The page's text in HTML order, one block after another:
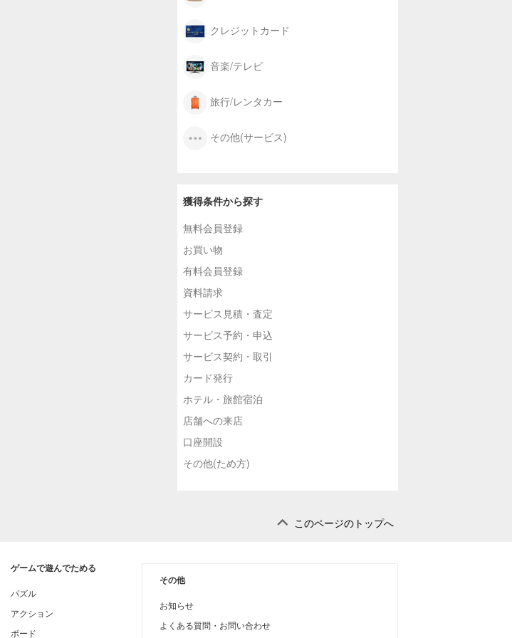
クレジットカード
音楽/テレビ
旅行/レンタカー
その他(サービス)
獲得条件から探す
無料会員登録
お買い物
有料会員登録
資料請求
サービス見積・査定
サービス予約・申込
サービス契約・取引
カード発行
ホテル・旅館宿泊
店舗への来店
口座開設
その他(ため方)
このページのトップへ
ゲームで遊んでためる
パズル
アクション
ボード
その他
お知らせ
よくある質問・お問い合わせ